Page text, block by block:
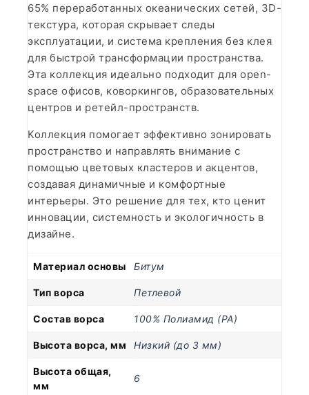
65% переработанных океанических сетей, 3D-
текстура, которая скрывает следы
эксплуатации, и система крепления без клея
для быстрой трансформации пространства.
Эта коллекция идеально подходит для open-
space офисов, коворкингов, образовательных
центров и ретейл-пространств.
Коллекция помогает эффективно зонировать
пространство и направлять внимание с
помощью цветовых кластеров и акцентов,
создавая динамичные и комфортные
интерьеры. Это решение для тех, кто ценит
инновации, системность и экологичность в
дизайне.
Материал основы Битум
Тип ворса Петлевой
Состав ворса 100% Полиамид (PA)
Высота ворса, мм Низкий (до 3 мм)
Высота общая,
мм
6